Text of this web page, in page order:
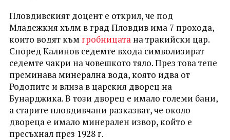
Пловдивският доцент е открил, че под
Младежкия хълм в град Пловдив има 7 прохода,
които водят към гробницатана тракийски цар.
Според Калинов седемте входа символизират
седемте чакри на човешкото тяло. През това тепе
преминава минерална вода, която идва от
Родопите и влиза в царския дворец на
Бунарджика. В този дворец е имало големи бани,
а старите пловдивчани разказват, че около
двореца е имало минерален извор, който е
пресъхнал през 1928 г.